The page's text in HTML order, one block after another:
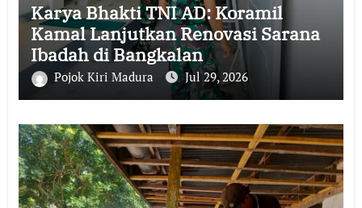
Karya Bhakti TNI AD: Koramil
Kamal Lanjutkan Renovasi Sarana
Ibadah di Bangkalan
Pojok Kiri Madura Jul 29, 2026